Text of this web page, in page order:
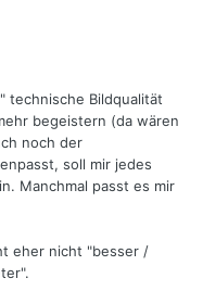
technische Bildqualität
begeistern (da wären
noch der
soll mir jedes
Manchmal passt es mir
eher nicht "besser /